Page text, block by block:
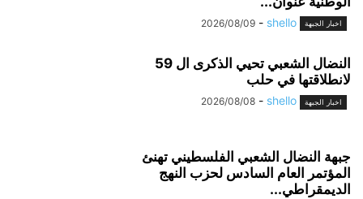
اخبار الجبهة shello
-
2026/08/09
النضال الشعبي تحيي الذكرى ال 59
لانطلاقتها في حلب
اخبار الجبهة shello
-
2026/08/08
جبهة النضال الشعبي الفلسطيني تهنئ
المؤتمر العام السادس لحزب النهج
الديمقراطي...